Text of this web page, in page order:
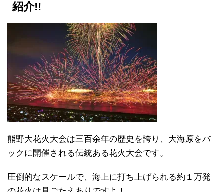
紹介!!
熊野大花火大会は三百余年の歴史を誇り、大海原をバ
ックに開催される伝統ある花火大会です。
圧倒的なスケールで、海上に打ち上げられる約１万発